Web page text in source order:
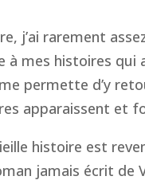
j’ai rarement
à mes histoires
permette d’y
apparaissent et
histoire est
jamais écrit de